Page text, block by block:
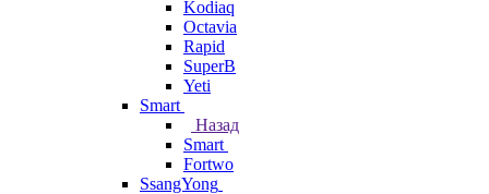
Kodiaq
Octavia
Rapid
SuperB
Yeti
Smart
Назад
Smart
Fortwo
SsangYong